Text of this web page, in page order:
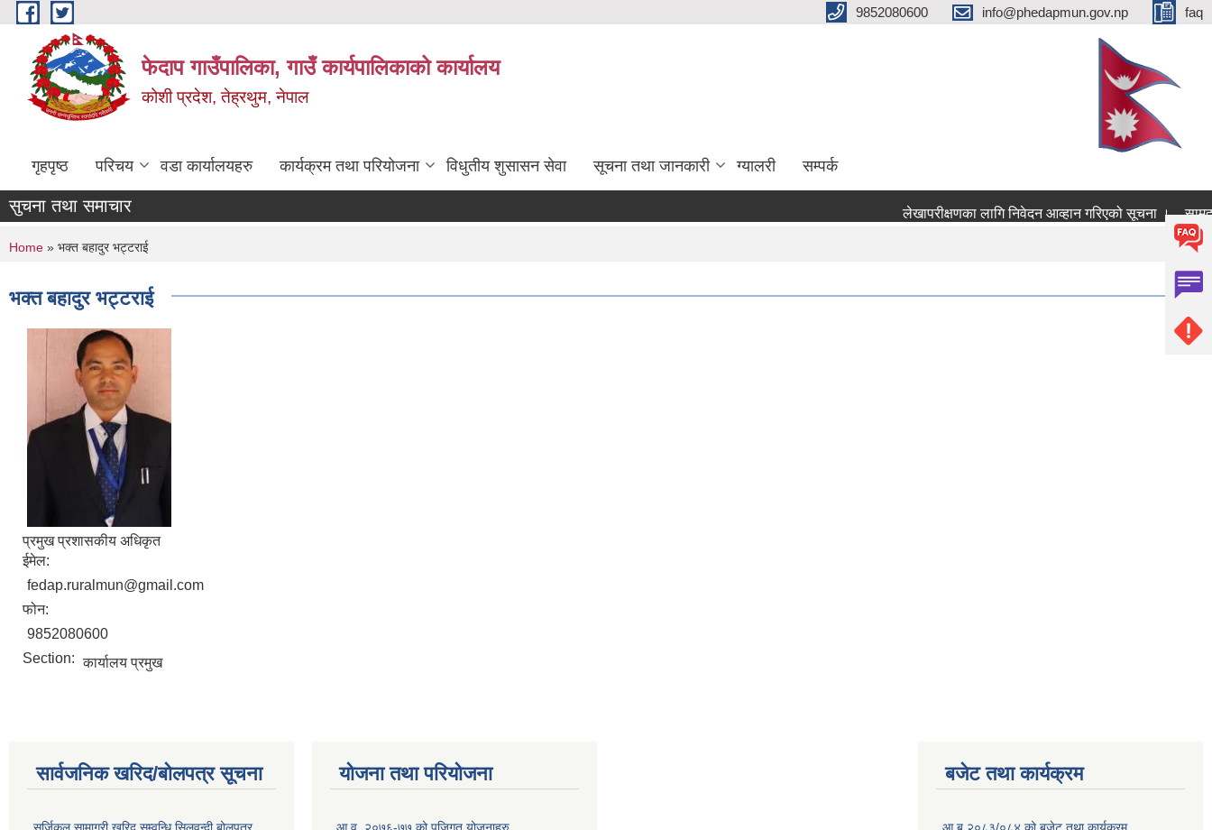
Skip to main content 9852080600 info@phedapmun.gov.np faq
फेदाप गाउँपालिका, गाउँ कार्यपालिकाको कार्यालय
कोशी प्रदेश, तेह्रथुम, नेपाल
गृहपृष्ठ परिचय वडा कार्यालयहरु कार्यक्रम तथा परियोजना विधुतीय शुसासन सेवा सूचना तथा जानकारी ग्यालरी सम्पर्क
सुचना तथा समाचार लेखापरीक्षणका लागि निवेदन आव्हान गरिएको सूचना ।
You are here
Home » भक्त बहादुर भट्टराई
भक्त बहादुर भट्टराई
प्रमुख प्रशासकीय अधिकृत
ईमेल:
fedap.ruralmun@gmail.com
फोन:
9852080600
Section: कार्यालय प्रमुख
सार्वजनिक खरिद/बोलपत्र सूचना
सर्जिकल सामाग्री खरिद सम्वन्धि सिलवन्दी बोलपत्र
योजना तथा परियोजना
आ.व. २०७६-७७ को पुजिगत योजनाहरु
बजेट तथा कार्यक्रम
आ.ब २०८३/०८४ को बजेट तथा कार्यक्रम